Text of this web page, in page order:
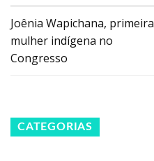
Joênia Wapichana, primeira
mulher indígena no
Congresso
CATEGORIAS